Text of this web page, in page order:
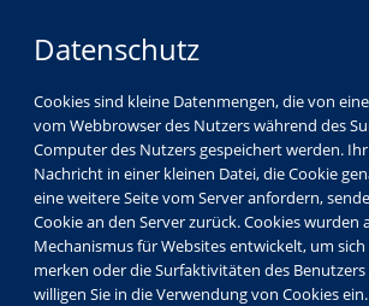
Datenschutz
Cookies sind kleine Datenmengen, die von
vom Webbrowser des Nutzers während des
Computer des Nutzers gespeichert werden.
Nachricht in einer kleinen Datei, die Cookie
eine weitere Seite vom Server anfordern,
Cookie an den Server zurück. Cookies wurden
Mechanismus für Websites entwickelt, um
merken oder die Surfaktivitäten des
willigen Sie in die Verwendung von Cookies ein.
Programm
Schulkindbetreuung